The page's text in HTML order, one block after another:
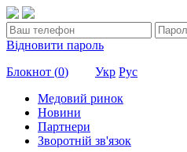
Відновити пароль
Блокнот (0) Укр Рус
Медовий ринок
Новини
Партнери
Зворотній зв'язок